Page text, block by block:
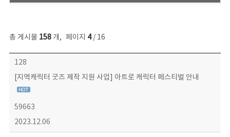
총 게시물 158개, 페이지 4/ 16
콘텐츠이슈 목록 - 번호, 제목, 작성자, 파일, 조회수, 작성일 정보 제공
128
[지역캐릭터 굿즈 제작 지원 사업] 아트로 캐릭터 페스티벌 안내
59663
2023.12.06